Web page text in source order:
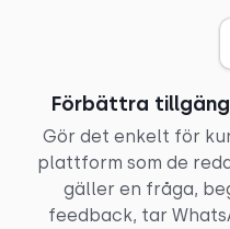
Förbättra
Gör det enkelt för
plattform som de
gäller en fråga,
feedback, tar